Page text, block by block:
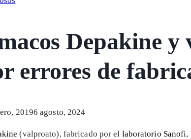
Depakine y
errores de
20196 agosto, 2024
(valproato), fabricado por el laboratorio Sanofi,